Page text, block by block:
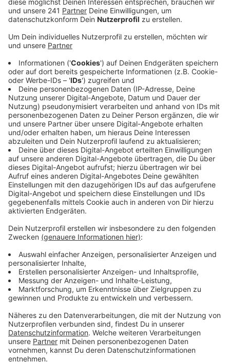
Anzeige
So klingt "MAYHEM"
Anzeige
Mit dem Album "MAYHEM“ erfindet Lady Gaga den
Pop, der sie vor Jahren berühmt gemacht hat, wieder
neu. Es ist eine frische und furchtlose neue
Perspektive, aber auch eine Rückkehr zu ihren alten
Pop-Wurzeln. Es ist ein Album voller Chaos.
Durcheinander gewürfelte Songs mit
unterschiedlichen Musikgenres reihen sich aneinander.
Doch oftmals bleibt eine tiefgründige Message aus.
Für alle die Lust auf oberflächliche Pop-Musik
Anzeige
Hier könnt ihr euch das neue Album von Lady
Gaga anhören
Anzeige